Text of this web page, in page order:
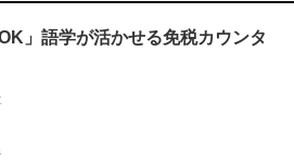
」語学が活かせる免税カウンタ